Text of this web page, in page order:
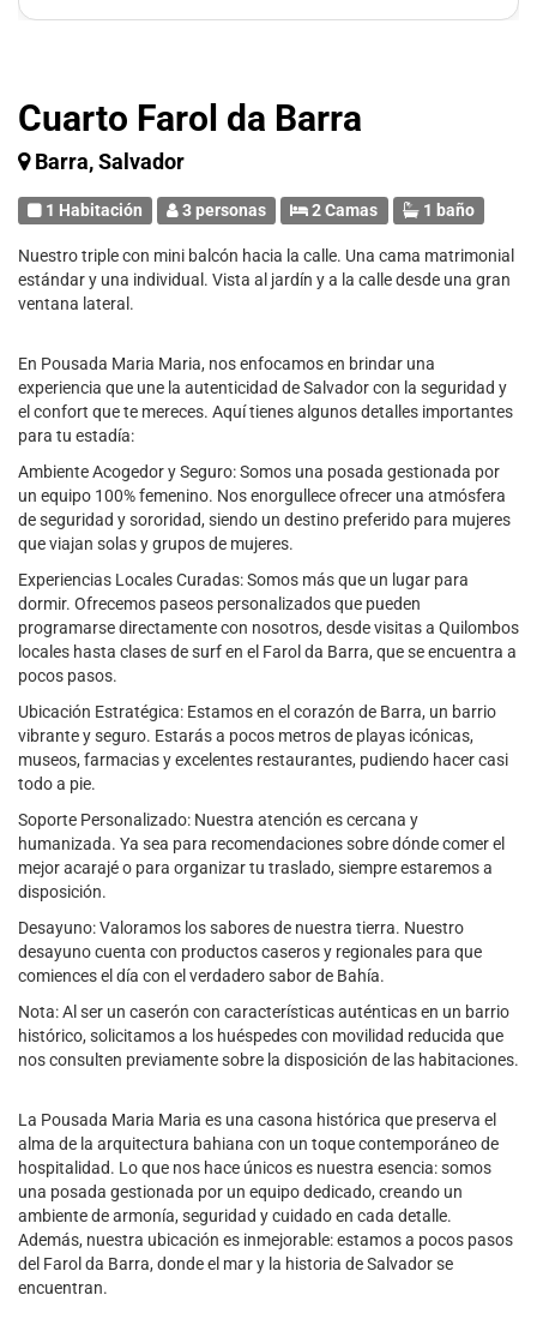
Cuarto Farol da Barra
Barra, Salvador
1 Habitación 3 personas 2 Camas 1 baño
Nuestro triple con mini balcón hacia la calle. Una cama matrimonial
estándar y una individual. Vista al jardín y a la calle desde una gran
ventana lateral.
En Pousada Maria Maria, nos enfocamos en brindar una
experiencia que une la autenticidad de Salvador con la seguridad y
el confort que te mereces. Aquí tienes algunos detalles importantes
para tu estadía:
Ambiente Acogedor y Seguro: Somos una posada gestionada por
un equipo 100% femenino. Nos enorgullece ofrecer una atmósfera
de seguridad y sororidad, siendo un destino preferido para mujeres
que viajan solas y grupos de mujeres.
Experiencias Locales Curadas: Somos más que un lugar para
dormir. Ofrecemos paseos personalizados que pueden
programarse directamente con nosotros, desde visitas a Quilombos
locales hasta clases de surf en el Farol da Barra, que se encuentra a
pocos pasos.
Ubicación Estratégica: Estamos en el corazón de Barra, un barrio
vibrante y seguro. Estarás a pocos metros de playas icónicas,
museos, farmacias y excelentes restaurantes, pudiendo hacer casi
todo a pie.
Soporte Personalizado: Nuestra atención es cercana y
humanizada. Ya sea para recomendaciones sobre dónde comer el
mejor acarajé o para organizar tu traslado, siempre estaremos a
disposición.
Desayuno: Valoramos los sabores de nuestra tierra. Nuestro
desayuno cuenta con productos caseros y regionales para que
comiences el día con el verdadero sabor de Bahía.
Nota: Al ser un caserón con características auténticas en un barrio
histórico, solicitamos a los huéspedes con movilidad reducida que
nos consulten previamente sobre la disposición de las habitaciones.
La Pousada Maria Maria es una casona histórica que preserva el
alma de la arquitectura bahiana con un toque contemporáneo de
hospitalidad. Lo que nos hace únicos es nuestra esencia: somos
una posada gestionada por un equipo dedicado, creando un
ambiente de armonía, seguridad y cuidado en cada detalle.
Además, nuestra ubicación es inmejorable: estamos a pocos pasos
del Farol da Barra, donde el mar y la historia de Salvador se
encuentran.